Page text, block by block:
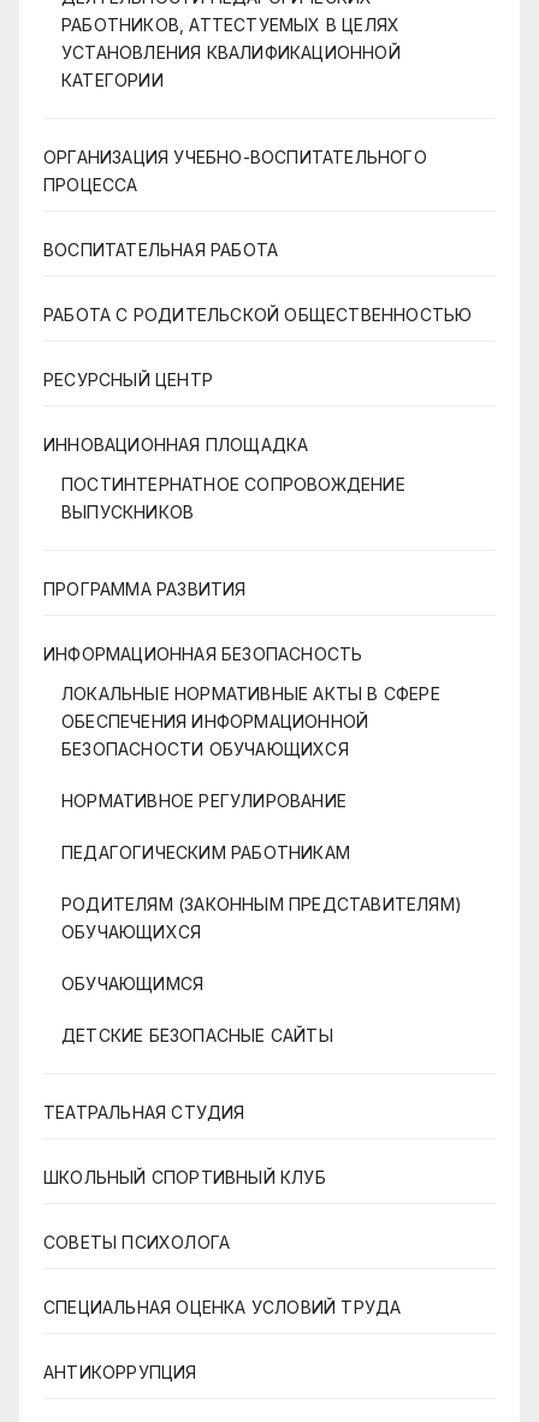
РАБОТНИКОВ, АТТЕСТУЕМЫХ В ЦЕЛЯХ
УСТАНОВЛЕНИЯ КВАЛИФИКАЦИОННОЙ
КАТЕГОРИИ
ОРГАНИЗАЦИЯ УЧЕБНО-ВОСПИТАТЕЛЬНОГО
ПРОЦЕССА
ВОСПИТАТЕЛЬНАЯ РАБОТА
РАБОТА С РОДИТЕЛЬСКОЙ ОБЩЕСТВЕННОСТЬЮ
РЕСУРСНЫЙ ЦЕНТР
ИННОВАЦИОННАЯ ПЛОЩАДКА
ПОСТИНТЕРНАТНОЕ СОПРОВОЖДЕНИЕ
ВЫПУСКНИКОВ
ПРОГРАММА РАЗВИТИЯ
ИНФОРМАЦИОННАЯ БЕЗОПАСНОСТЬ
ЛОКАЛЬНЫЕ НОРМАТИВНЫЕ АКТЫ В СФЕРЕ
ОБЕСПЕЧЕНИЯ ИНФОРМАЦИОННОЙ
БЕЗОПАСНОСТИ ОБУЧАЮЩИХСЯ
НОРМАТИВНОЕ РЕГУЛИРОВАНИЕ
ПЕДАГОГИЧЕСКИМ РАБОТНИКАМ
РОДИТЕЛЯМ (ЗАКОННЫМ ПРЕДСТАВИТЕЛЯМ)
ОБУЧАЮЩИХСЯ
ОБУЧАЮЩИМСЯ
ДЕТСКИЕ БЕЗОПАСНЫЕ САЙТЫ
ТЕАТРАЛЬНАЯ СТУДИЯ
ШКОЛЬНЫЙ СПОРТИВНЫЙ КЛУБ
СОВЕТЫ ПСИХОЛОГА
СПЕЦИАЛЬНАЯ ОЦЕНКА УСЛОВИЙ ТРУДА
АНТИКОРРУПЦИЯ